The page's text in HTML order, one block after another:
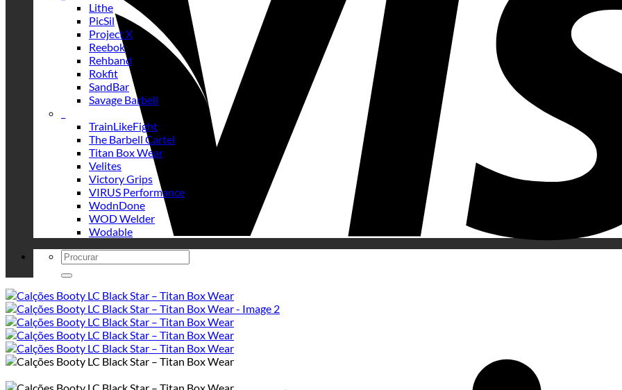
Lithe
PicSil
Project X
Reebok
Rehband
Rokfit
SandBar
Savage Barbell
TrainLikeFight
The Barbell Cartel
Titan Box Wear
Velites
Victory Grips
VIRUS Performance
WodnDone
WOD Welder
Wodable
Search
for: